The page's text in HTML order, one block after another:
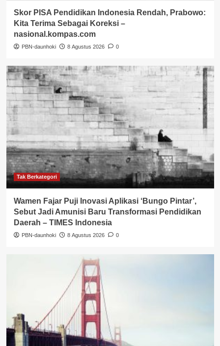
Skor PISA Pendidikan Indonesia Rendah, Prabowo:
Kita Terima Sebagai Koreksi –
nasional.kompas.com
PBN-daunhoki 8 Agustus 2026 0
Tak Berkategori
Wamen Fajar Puji Inovasi Aplikasi ‘Bungo Pintar’,
Sebut Jadi Amunisi Baru Transformasi Pendidikan
Daerah – TIMES Indonesia
PBN-daunhoki 8 Agustus 2026 0